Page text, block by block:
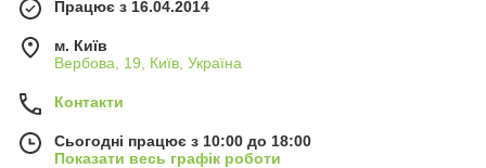
Працює з 16.04.2014
м. Київ
Вербова, 19, Київ, Україна
Контакти
Сьогодні працює з 10:00 до 18:00
Показати весь графік роботи